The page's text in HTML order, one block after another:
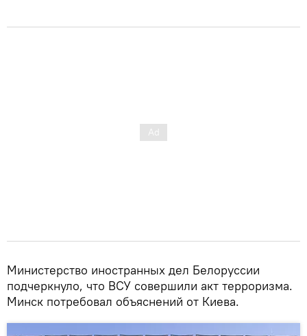
Министерство иностранных дел Белоруссии
подчеркнуло, что ВСУ совершили акт терроризма.
Минск потребовал объяснений от Киева.